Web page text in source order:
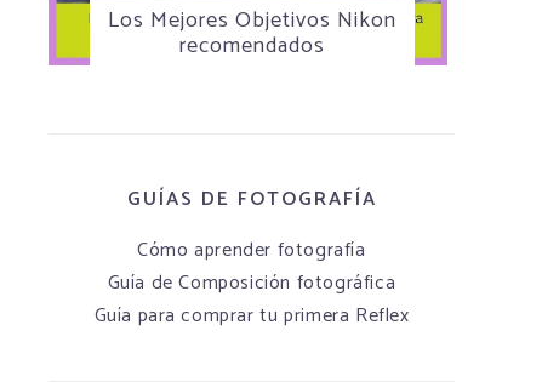
Los Mejores Objetivos Nikon
recomendados
GUÍAS DE FOTOGRAFÍA
Cómo aprender fotografía
Guía de Composición fotográfica
Guía para comprar tu primera Reflex